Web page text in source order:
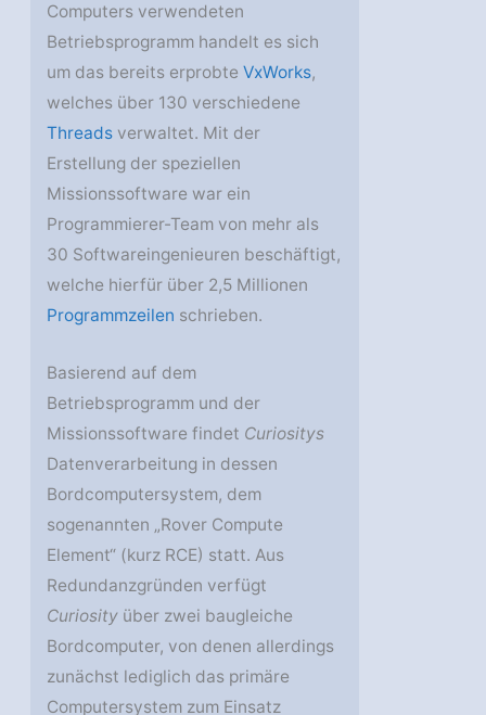
Computers verwendeten
Betriebsprogramm handelt es sich
um das bereits erprobteVxWorks,
welches über 130 verschiedene
Threads verwaltet. Mit der
Erstellung der speziellen
Missionssoftware war ein
Programmierer-Team von mehr als
30 Softwareingenieuren beschäftigt,
welche hierfür über 2,5 Millionen
Programmzeilen schrieben.
Basierend auf dem
Betriebsprogramm und der
Missionssoftware findet Curiositys
Datenverarbeitung in dessen
Bordcomputersystem, dem
sogenannten „Rover Compute
Element“ (kurz RCE) statt. Aus
Redundanzgründen verfügt
Curiosity über zwei baugleiche
Bordcomputer, von denen allerdings
zunächst lediglich das primäre
Computersystem zum Einsatz